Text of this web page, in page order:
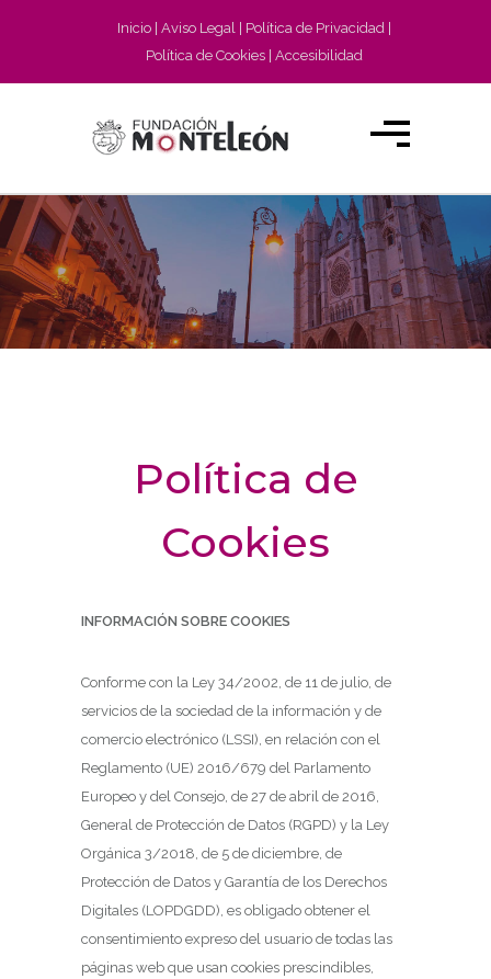
Inicio Aviso Legal
Política de Privacidad
Política de Cookies
Accesibilidad
Política de
Cookies
INFORMACIÓN SOBRE COOKIES
Conforme con la Ley 34/2002, de 11 de julio, de
servicios de la sociedad de la información y de
comercio electrónico (LSSI), en relación con el
Reglamento (UE) 2016/679 del Parlamento
Europeo y del Consejo, de 27 de abril de 2016,
General de Protección de Datos (RGPD) y la Ley
Orgánica 3/2018, de 5 de diciembre, de
Protección de Datos y Garantía de los Derechos
Digitales (LOPDGDD), es obligado obtener el
consentimiento expreso del usuario de todas las
páginas web que usan cookies prescindibles,